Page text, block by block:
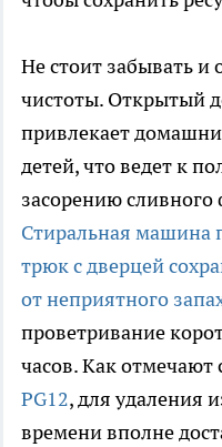
Не стоит забывать и
чистоты. Открытый
привлекает
детей, что ведет к
засорению
Стиральная машина
трюк с дверцей
от неприятного
проветривание
часов. Как отмечают
PG12, для удаления
времени вполне